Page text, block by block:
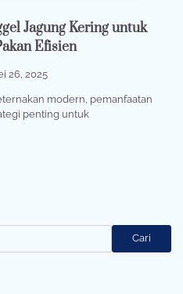
Jagung Kering untuk
Efisien
26, 2025
modern, pemanfaatan
penting untuk
Cari